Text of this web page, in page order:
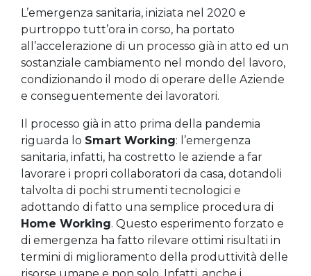
L’emergenza sanitaria, iniziata nel 2020 e
purtroppo tutt’ora in corso, ha portato
all’accelerazione di un processo già in atto ed un
sostanziale cambiamento nel mondo del lavoro,
condizionando il modo di operare delle Aziende
e conseguentemente dei lavoratori.
Il processo già in atto prima della pandemia
riguarda lo Smart Working: l’emergenza
sanitaria, infatti, ha costretto le aziende a far
lavorare i propri collaboratori da casa, dotandoli
talvolta di pochi strumenti tecnologici e
adottando di fatto una semplice procedura di
Home Working. Questo esperimento forzato e
di emergenza ha fatto rilevare ottimi risultati in
termini di miglioramento della produttività delle